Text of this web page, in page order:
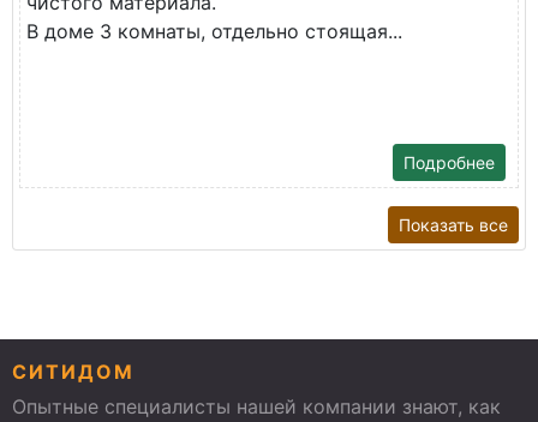
В доме 3 комнаты, отдельно стоящая...
Подробнее
Показать все
СИТИДОМ
Опытные специалисты нашей компании знают, как